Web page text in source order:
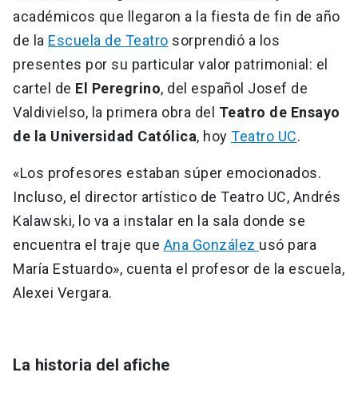
académicos que llegaron a la fiesta de fin de año
de la Escuela de Teatro sorprendió a los
presentes por su particular valor patrimonial: el
cartel de El Peregrino, del español Josef de
Valdivielso, la primera obra del Teatro de Ensayo
de la Universidad Católica, hoy Teatro UC.
«Los profesores estaban súper emocionados.
Incluso, el director artístico de Teatro UC, Andrés
Kalawski, lo va a instalar en la sala donde se
encuentra el traje que Ana González usó para
María Estuardo», cuenta el profesor de la escuela,
Alexei Vergara.
La historia del afiche